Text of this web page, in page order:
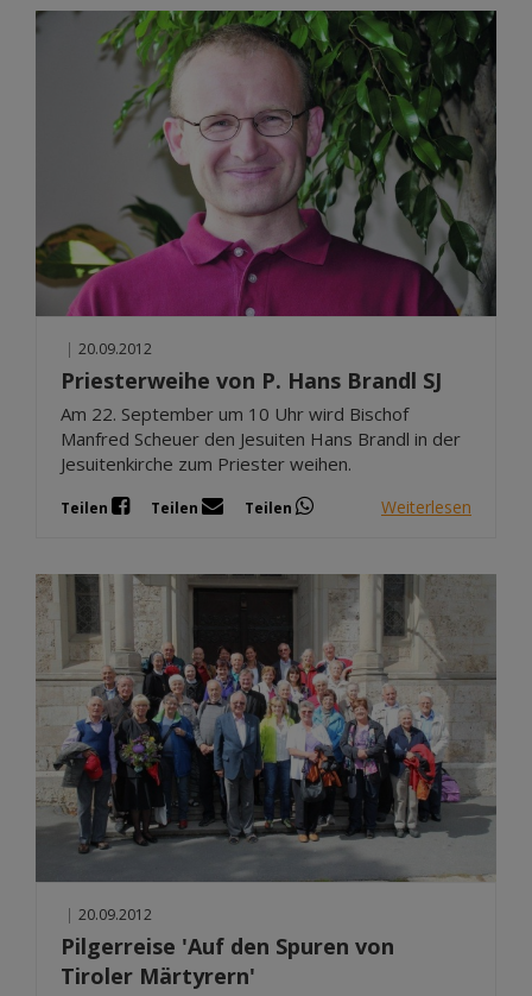
| 20.09.2012
Priesterweihe von P. Hans Brandl SJ
Am 22. September um 10 Uhr wird Bischof
Manfred Scheuer den Jesuiten Hans Brandl in der
Jesuitenkirche zum Priester weihen.
Teilen Teilen Teilen Weiterlesen
| 20.09.2012
Pilgerreise 'Auf den Spuren von
Tiroler Märtyrern'